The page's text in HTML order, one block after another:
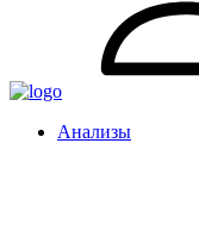
Анализы